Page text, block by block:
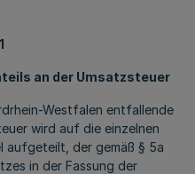
an der Umsatzsteuer
Westfalen entfallende
wird auf die einzelnen
aufgeteilt, der gemäß § 5a
in der Fassung der